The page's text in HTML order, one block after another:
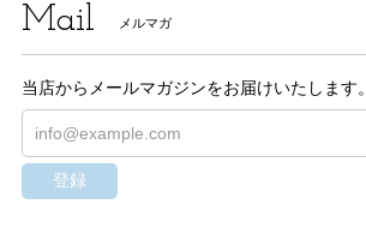
Mail メルマガ
当店からメールマガジンをお届けいたします。
登録